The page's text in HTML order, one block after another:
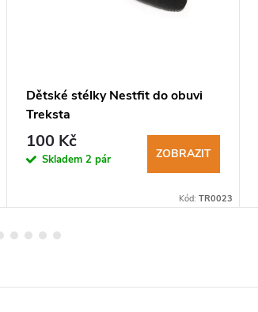
Dětské stélky Nestfit do obuvi
Treksta
100 Kč
Skladem 2 pár ZOBRAZIT
Kód: TR0023